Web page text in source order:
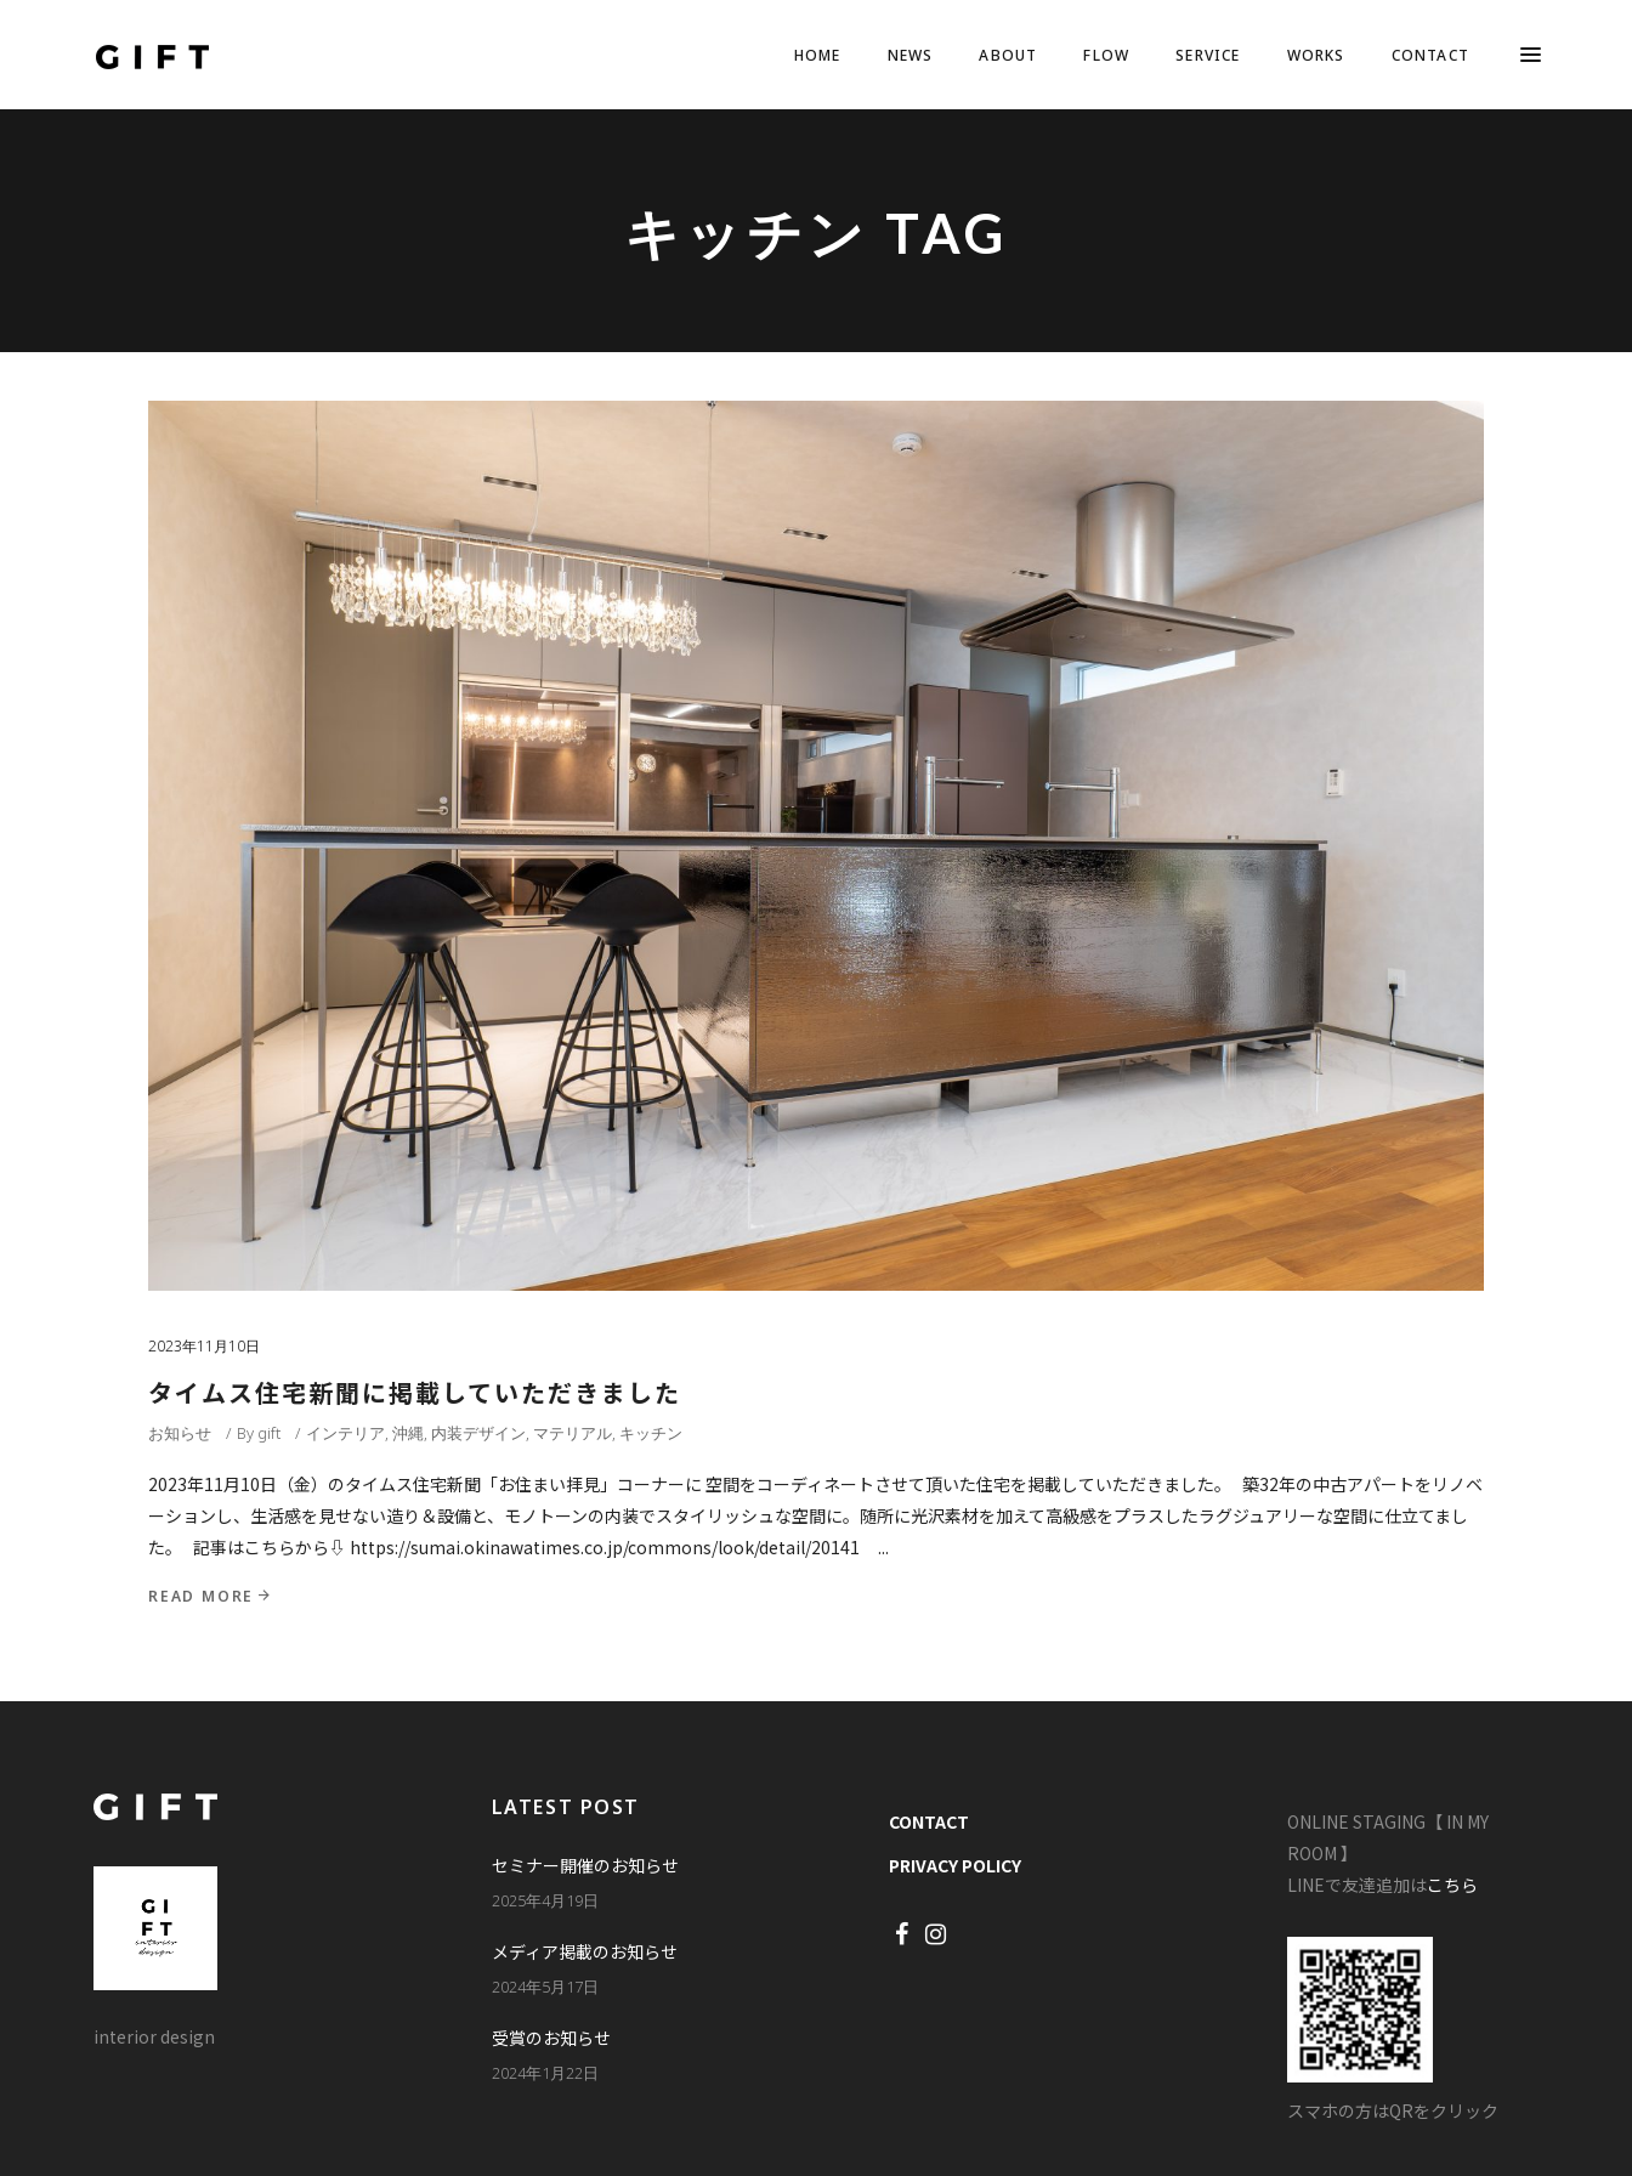
HOME NEWS ABOUT FLOW SERVICE WORKS CONTACT
キッチン TAG
2023年11月10日
タイムス住宅新聞に掲載していただきました
お知らせ By gift インテリア, 沖縄, 内装デザイン, マテリアル, キッチン
2023年11月10日（金）のタイムス住宅新聞「お住まい拝見」コーナーに 空間をコーディネートさせて頂いた住宅を掲載していただきました。 築32年の中古アパートをリノベ
ーションし、生活感を見せない造り＆設備と、モノトーンの内装でスタイリッシュな空間に。随所に光沢素材を加えて高級感をプラスしたラグジュアリーな空間に仕立てまし
た。 記事はこちらから⇩ https://sumai.okinawatimes.co.jp/commons/look/detail/20141
READ MORE
interior design
LATEST POST
セミナー開催のお知らせ
2025年4月19日
メディア掲載のお知らせ
2024年5月17日
受賞のお知らせ
2024年1月22日
CONTACT
PRIVACY POLICY
ONLINE STAGING【 IN MY
ROOM 】
LINEで友達追加はこちら
スマホの方はQRをクリック